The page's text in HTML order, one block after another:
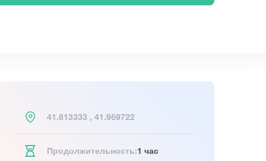
41.813333 , 41.959722
Продолжительность:1 час